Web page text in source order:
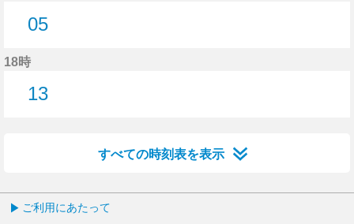
05
18時
13
すべての時刻表を表示
ご利用にあたって